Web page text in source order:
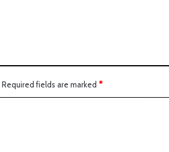
Required fields are marked *